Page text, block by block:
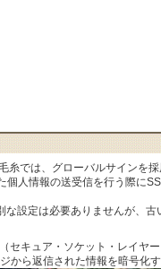
糸では、グローバルサインを
個人情報の送受信を行う際に
な設定は必要ありませんが、
セキュア・ソケット・レイヤ
から返信された情報を暗号化